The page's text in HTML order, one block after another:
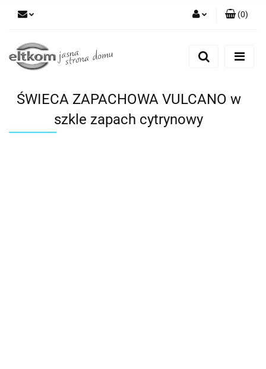
Zarejestruj się
(0)
ŚWIECA ZAPACHOWA VULCANO w
szkle zapach cytrynowy